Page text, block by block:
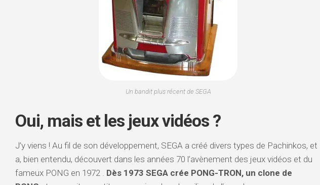
Un bandit plus récent de SEGA
Oui, mais et les jeux vidéos ?
J’y viens ! Au fil de son développement, SEGA a créé divers types de Pachinkos, et
a, bien entendu, découvert dans les années 70 l’avènement des jeux vidéos et du
fameux PONG en 1972 . Dès 1973 SEGA crée PONG-TRON, un clone de